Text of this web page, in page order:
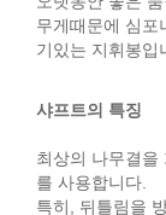
무게때문에 심포
기있는 지휘봉입
샤프트의 특징
최상의 나무결을
를 사용합니다.
특히, 뒤틀림을